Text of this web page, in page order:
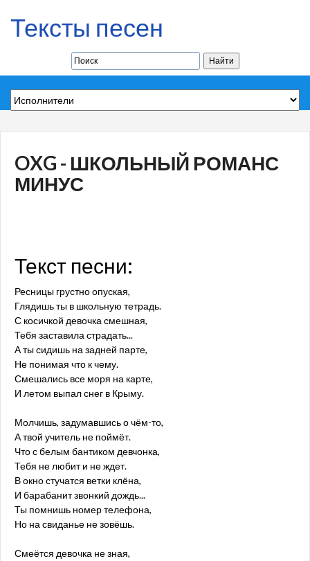
Тексты песен
OXG - ШКОЛЬНЫЙ РОМАНС
МИНУС
Текст песни:
Ресницы грустно опуская,
Глядишь ты в школьную тетрадь.
С косичкой девочка смешная,
Тебя заставила страдать...
А ты сидишь на задней парте,
Не понимая что к чему.
Смешались все моря на карте,
И летом выпал снег в Крыму.
Молчишь, задумавшись о чём-то,
А твой учитель не поймёт.
Что с белым бантиком девчонка,
Тебя не любит и не ждет.
В окно стучатся ветки клёна,
И барабанит звонкий дождь...
Ты помнишь номер телефона,
Но на свиданье не зовёшь.
Смеётся девочка не зная,